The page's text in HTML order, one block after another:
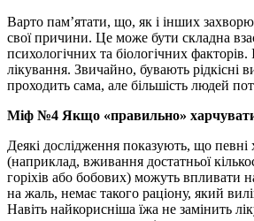
Варто пам’ятати, що, як і інших
свої причини. Це може бути складна
психологічних та біологічних факторів.
лікування. Звичайно, бувають рідкісні
проходить сама, але більшість людей
Міф №4 Якщо «правильно»
Деякі дослідження показують, що певні
(наприклад, вживання достатньої
горіхів або бобових) можуть впливати
на жаль, немає такого раціону, який
Навіть найкорисніша їжа не замінить